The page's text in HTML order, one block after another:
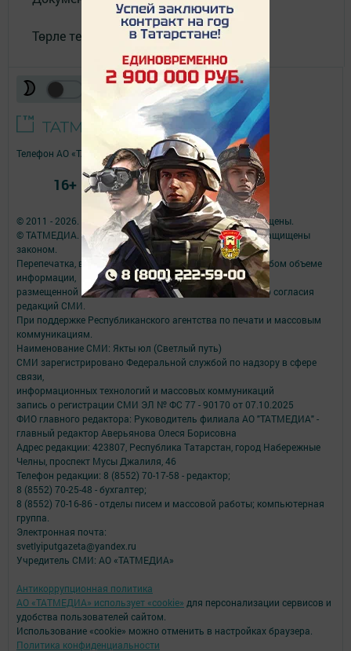
Төрле темалар
© 2011 - 2026. Якты юл (Светлый путь). Все права защищены.
© ТАТМЕДИА. Все материалы, размещенные на сайте, защищены
законом.
Перепечатка, воспроизведение и распространение в любом объеме
информации,
размещенной на сайте, возможна только с письменного согласия
редакций СМИ.
При поддержке Республиканского агентства по печати и массовым
коммуникациям.
Наименование СМИ: Якты юл (Светлый путь)
СМИ зарегистрировано Федеральной службой по надзору в сфере
связи,
информационных технологий и массовых коммуникаций
запись о регистрации СМИ ЭЛ № ФС 77 - 90170 от 07.10.2025
ФИО главного редактора: Руководитель филиала АО "ТАТМЕДИА" -
главный редактор Аверьянова Олеся Борисовна
Адрес редакции: 423807, Республика Татарстан, город Набережные
Челны, проспект Мусы Джалиля, 46
Телефон редакции: 8 (8552) 70-17-58 - редактор;
8 (8552) 70-25-48 - бухгалтер;
8 (8552) 70-16-86 - отделы писем и массовой работы; компьютерная
группа.
Электронная почта:
svetlyiputgazeta@yandex.ru
Учредитель СМИ: АО «ТАТМЕДИА»
Антикоррупционная политика
АО «ТАТМЕДИА» использует «cookie» для персонализации сервисов и
удобства пользователей сайтом.
Использование «cookie» можно отменить в настройках браузера.
Политика конфиденциальности
Телефон АО «ТАТМЕДИА»:(843) 222 09 84
16+